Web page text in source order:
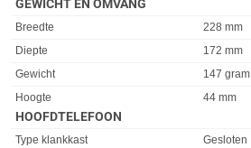
GEWICHT EN OMVANG
Eigenschap
Breedte
228 mm
Diepte
172 mm
Gewicht
147 gram
Hoogte
44 mm
HOOFDTELEFOON
Eigenschap Waarde
Type klankkast
Gesloten